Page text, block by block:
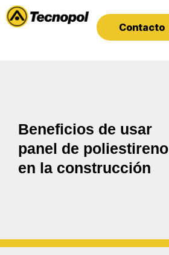
Contacto
Beneficios de usar
panel de poliestireno
en la construcción